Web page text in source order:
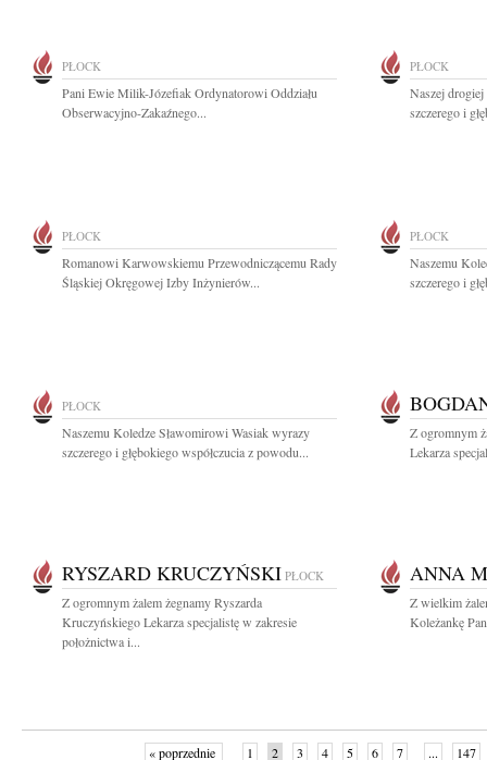
PŁOCK
Pani Ewie Milik-Józefiak Ordynatorowi Oddziału
Obserwacyjno-Zakaźnego...
PŁOCK
Naszej
szczerego i
PŁOCK
Romanowi Karwowskiemu Przewodniczącemu Rady
Śląskiej Okręgowej Izby Inżynierów...
PŁOCK
Naszemu
szczerego i
PŁOCK
Naszemu Koledze Sławomirowi Wasiak wyrazy
szczerego i głębokiego współczucia z powodu...
Z ogromnym
Lekarza
RYSZARD KRUCZYŃSKI PŁOCK
Z ogromnym żalem żegnamy Ryszarda
Kruczyńskiego Lekarza specjalistę w zakresie
położnictwa i...
ANNA
Z wielkim
Koleżankę
« poprzednie 1 2 3 4 5 6 7 ... 147